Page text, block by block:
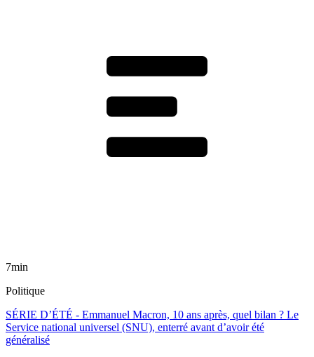
7min
Politique
SÉRIE D’ÉTÉ - Emmanuel Macron, 10 ans après, quel bilan ? Le
Service national universel (SNU), enterré avant d’avoir été
généralisé